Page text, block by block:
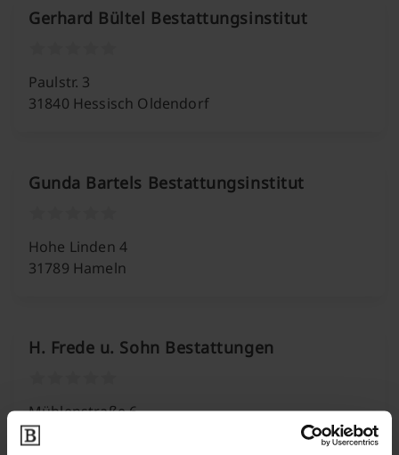
Gerhard Bültel Bestattungsinstitut
Paulstr. 3
31840 Hessisch Oldendorf
Gunda Bartels Bestattungsinstitut
Hohe Linden 4
31789 Hameln
H. Frede u. Sohn Bestattungen
Mühlenstraße 6
31812 Bad Pyrmont